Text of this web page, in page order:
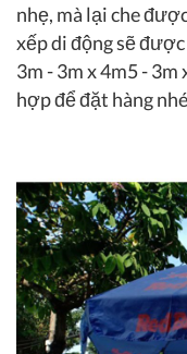
nhẹ, mà lại che
xếp di động sẽ
3m - 3m x 4m5 -
hợp để đặt hàng